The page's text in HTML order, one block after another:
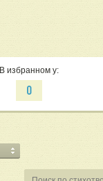
В избранном у:
0